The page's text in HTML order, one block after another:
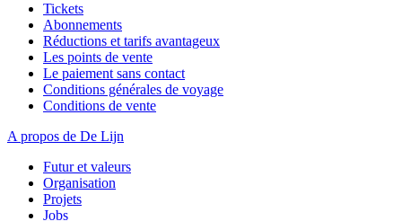
Tickets
Abonnements
Réductions et tarifs avantageux
Les points de vente
Le paiement sans contact
Conditions générales de voyage
Conditions de vente
A propos de De Lijn
Futur et valeurs
Organisation
Projets
Jobs